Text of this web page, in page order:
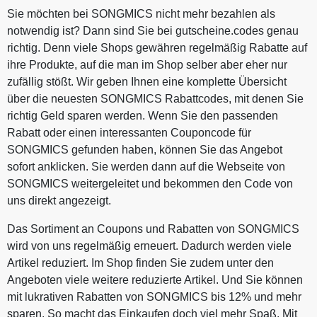
Sie möchten bei SONGMICS nicht mehr bezahlen als
notwendig ist? Dann sind Sie bei gutscheine.codes genau
richtig. Denn viele Shops gewähren regelmäßig Rabatte auf
ihre Produkte, auf die man im Shop selber aber eher nur
zufällig stößt. Wir geben Ihnen eine komplette Übersicht
über die neuesten SONGMICS Rabattcodes, mit denen Sie
richtig Geld sparen werden. Wenn Sie den passenden
Rabatt oder einen interessanten Couponcode für
SONGMICS gefunden haben, können Sie das Angebot
sofort anklicken. Sie werden dann auf die Webseite von
SONGMICS weitergeleitet und bekommen den Code von
uns direkt angezeigt.
Das Sortiment an Coupons und Rabatten von SONGMICS
wird von uns regelmäßig erneuert. Dadurch werden viele
Artikel reduziert. Im Shop finden Sie zudem unter den
Angeboten viele weitere reduzierte Artikel. Und Sie können
mit lukrativen Rabatten von SONGMICS bis 12% und mehr
sparen. So macht das Einkaufen doch viel mehr Spaß. Mit